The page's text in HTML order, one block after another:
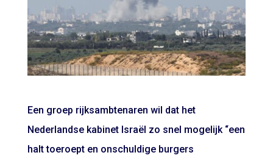
Een groep rijksambtenaren wil dat het
Nederlandse kabinet Israël zo snel mogelijk “een
halt toeroept en onschuldige burgers